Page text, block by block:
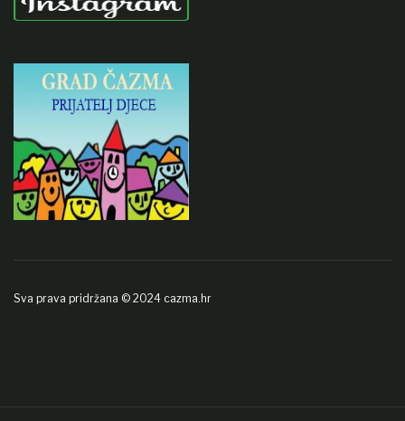
Sva prava pridržana © 2024 cazma.hr